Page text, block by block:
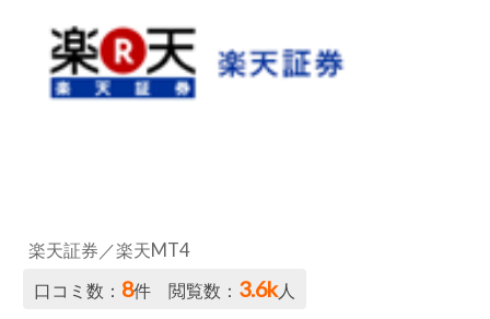
楽天証券／楽天MT4
口コミ数： 8件 閲覧数： 3.6k人